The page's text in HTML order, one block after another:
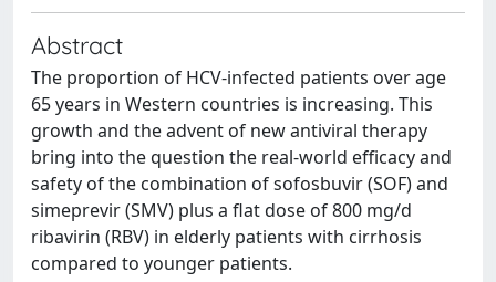
Abstract
The proportion of HCV-infected patients over age
65 years in Western countries is increasing. This
growth and the advent of new antiviral therapy
bring into the question the real-world efficacy and
safety of the combination of sofosbuvir (SOF) and
simeprevir (SMV) plus a flat dose of 800 mg/d
ribavirin (RBV) in elderly patients with cirrhosis
compared to younger patients.